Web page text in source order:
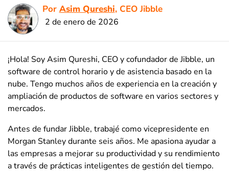
Por Asim Qureshi, CEO Jibble
2 de enero de 2026
¡Hola! Soy Asim Qureshi, CEO y cofundador de Jibble, un
software de control horario y de asistencia basado en la
nube. Tengo muchos años de experiencia en la creación y
ampliación de productos de software en varios sectores y
mercados.
Antes de fundar Jibble, trabajé como vicepresidente en
Morgan Stanley durante seis años. Me apasiona ayudar a
las empresas a mejorar su productividad y su rendimiento
a través de prácticas inteligentes de gestión del tiempo.